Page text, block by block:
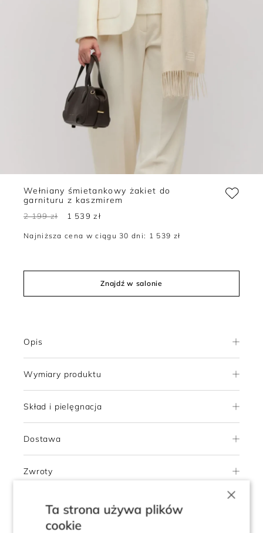
Wełniany śmietankowy żakiet do
garnituru z kaszmirem
2 199 zł 1 539 zł
Najniższa cena w ciągu 30 dni: 1 539 zł
Znajdź w salonie
Opis
Wymiary produktu
Skład i pielęgnacja
Dostawa
Zwroty
4.2
×
Ta strona używa plików
cookie